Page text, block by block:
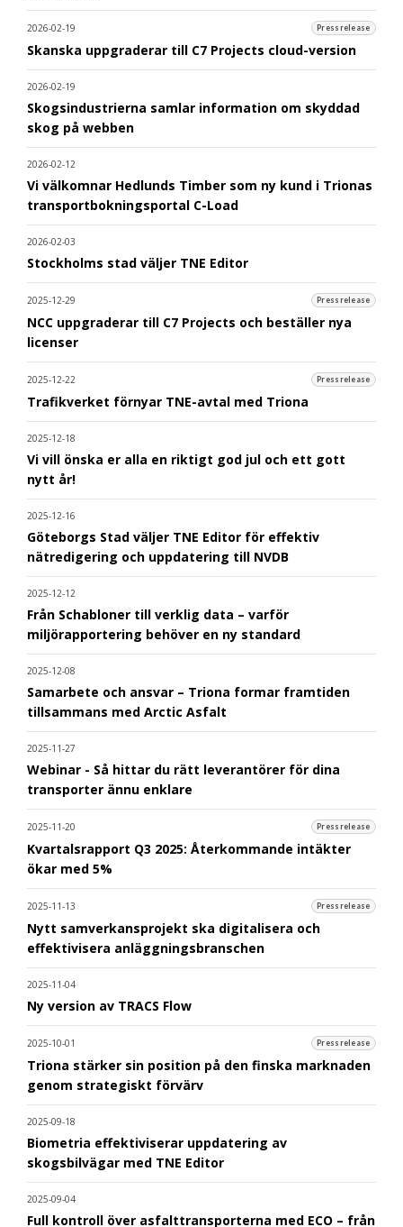
2026-02-19 Pressrelease
Skanska uppgraderar till C7 Projects cloud-version
2026-02-19
Skogsindustrierna samlar information om skyddad
skog på webben
2026-02-12
Vi välkomnar Hedlunds Timber som ny kund i Trionas
transportbokningsportal C-Load
2026-02-03
Stockholms stad väljer TNE Editor
2025-12-29 Pressrelease
NCC uppgraderar till C7 Projects och beställer nya
licenser
2025-12-22 Pressrelease
Trafikverket förnyar TNE-avtal med Triona
2025-12-18
Vi vill önska er alla en riktigt god jul och ett gott
nytt år!
2025-12-16
Göteborgs Stad väljer TNE Editor för effektiv
nätredigering och uppdatering till NVDB
2025-12-12
Från Schabloner till verklig data – varför
miljörapportering behöver en ny standard
2025-12-08
Samarbete och ansvar – Triona formar framtiden
tillsammans med Arctic Asfalt
2025-11-27
Webinar - Så hittar du rätt leverantörer för dina
transporter ännu enklare
2025-11-20 Pressrelease
Kvartalsrapport Q3 2025: Återkommande intäkter
ökar med 5%
2025-11-13 Pressrelease
Nytt samverkansprojekt ska digitalisera och
effektivisera anläggningsbranschen
2025-11-04
Ny version av TRACS Flow
2025-10-01 Pressrelease
Triona stärker sin position på den finska marknaden
genom strategiskt förvärv
2025-09-18
Biometria effektiviserar uppdatering av
skogsbilvägar med TNE Editor
2025-09-04
Full kontroll över asfalttransporterna med ECO – från